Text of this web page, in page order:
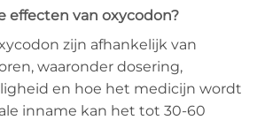
effecten van oxycodon?
zijn afhankelijk van
waaronder dosering,
en hoe het medicijn wordt
inname kan het tot 30-60